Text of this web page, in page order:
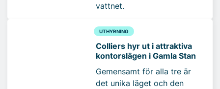
vattnet.
UTHYRNING
Colliers hyr ut i attraktiva
kontorslägen i Gamla Stan
Gemensamt för alla tre är
det unika läget och den